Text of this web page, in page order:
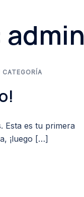
CATEGORÍA
Esta es tu primera
¡luego […]